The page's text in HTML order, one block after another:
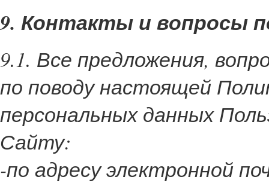
9. Контакты и вопросы
9.1. Все предложения,
по поводу настоящей
персональных данных
Сайту:
-по адресу электронной